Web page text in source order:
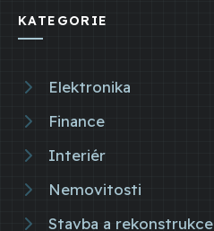
KATEGORIE
Elektronika
Finance
Interiér
Nemovitosti
Stavba a rekonstrukce